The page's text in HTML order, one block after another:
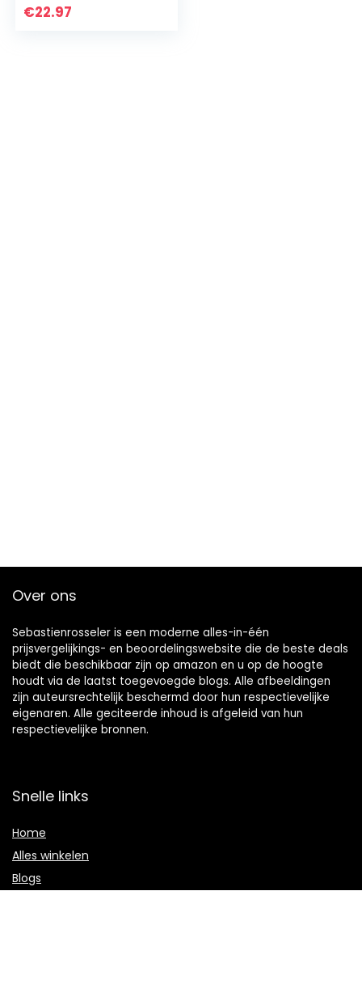
e golfvormige
€22.97
Over ons
Sebastienrosseler is een moderne alles-in-één
prijsvergelijkings- en beoordelingswebsite die de beste deals
biedt die beschikbaar zijn op amazon en u op de hoogte
houdt via de laatst toegevoegde blogs. Alle afbeeldingen
zijn auteursrechtelijk beschermd door hun respectievelijke
eigenaren. Alle geciteerde inhoud is afgeleid van hun
respectievelijke bronnen.
Snelle links
Home
Alles winkelen
Blogs